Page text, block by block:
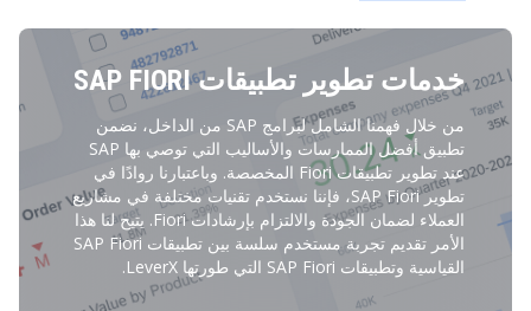
خدمات تطوير تطبيقات SAP FIORI
من خلال فهمنا الشامل لبرامج SAP من الداخل، نضمن
تطبيق أفضل الممارسات والأساليب التي توصي بها SAP
عند تطوير تطبيقات Fiori المخصصة. وباعتبارنا روادًا في
تطوير SAP Fiori، فإننا نستخدم تقنيات مختلفة في مشاريع
العملاء لضمان الجودة والالتزام بإرشادات Fiori. يتيح لنا هذا
الأمر تقديم تجربة مستخدم سلسة بين تطبيقات SAP Fiori
القياسية وتطبيقات SAP Fiori التي طورتها LeverX.